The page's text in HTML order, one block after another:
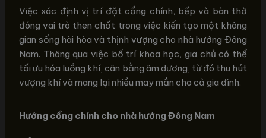
Việc xác định vị trí đặt cổng chính, bếp và bàn thờ
đóng vai trò then chốt trong việc kiến tạo một không
gian sống hài hòa và thịnh vượng cho nhà hướng Đông
Nam. Thông qua việc bố trí khoa học, gia chủ có thể
tối ưu hóa luồng khí, cân bằng âm dương, từ đó thu hút
vượng khí và mang lại nhiều may mắn cho cả gia đình.
Hướng cổng chính cho nhà hướng Đông Nam